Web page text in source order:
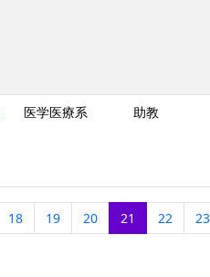
医学医療系 助教
18 19 20 21 22 23